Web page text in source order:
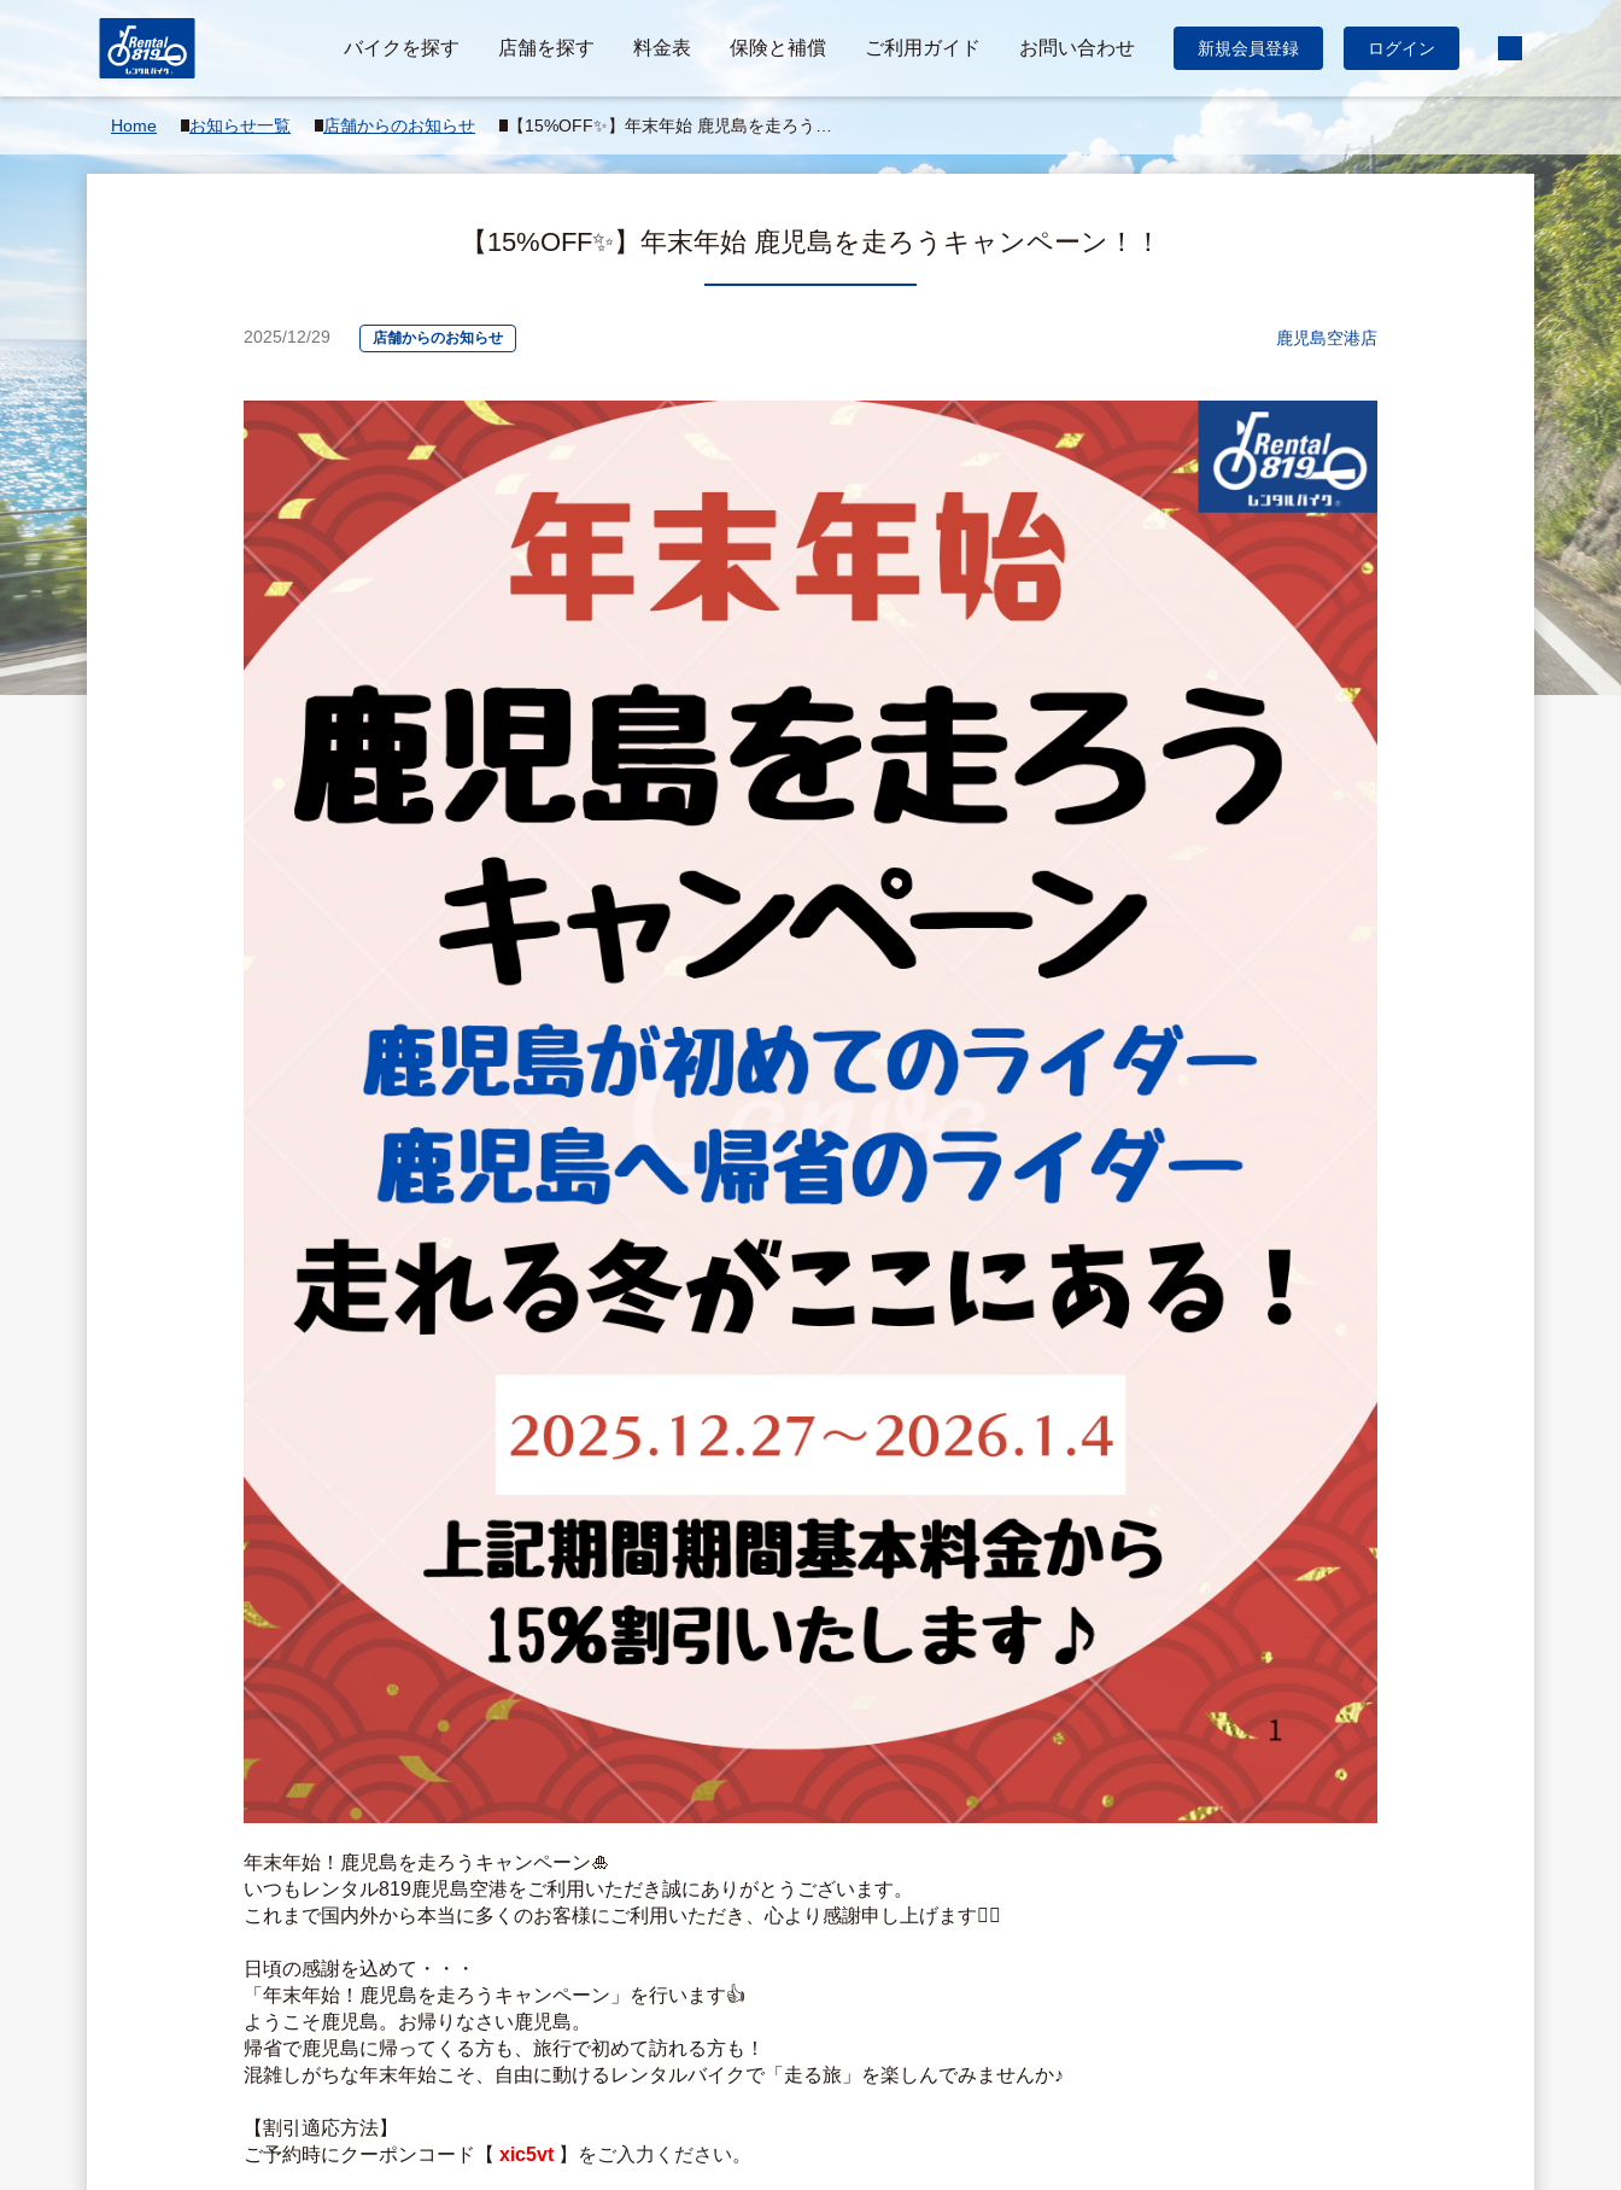
バイクを探す 店舗を探す 料金表 保険と補償 ご利用ガイド お問い合わせ 新規会員登録 ログイン
Home お知らせ一覧 店舗からのお知らせ
【15%OFF✨】年末年始 鹿児島を走ろう
キャンペーン！！
【15%OFF✨】年末年始 鹿児島を走ろうキャンペーン！！
2025/12/29 店舗からのお知らせ 鹿児島空港店
年末年始！鹿児島を走ろうキャンペーン🎍
いつもレンタル819鹿児島空港をご利用いただき誠にありがとうございます。
これまで国内外から本当に多くのお客様にご利用いただき、心より感謝申し上げます🙇‍♀️
日頃の感謝を込めて・・・
「年末年始！鹿児島を走ろうキャンペーン」を行います👍
ようこそ鹿児島。お帰りなさい鹿児島。
帰省で鹿児島に帰ってくる方も、旅行で初めて訪れる方も！
混雑しがちな年末年始こそ、自由に動けるレンタルバイクで「走る旅」を楽しんでみませんか♪
【割引適応方法】
ご予約時にクーポンコード【 xic5vt 】をご入力ください。